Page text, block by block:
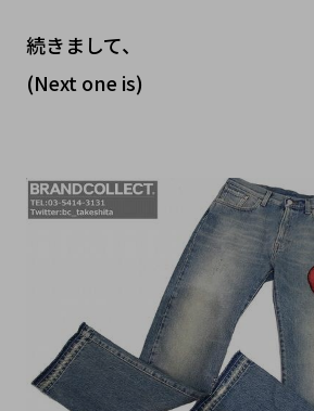
続きまして、
(Next one is)